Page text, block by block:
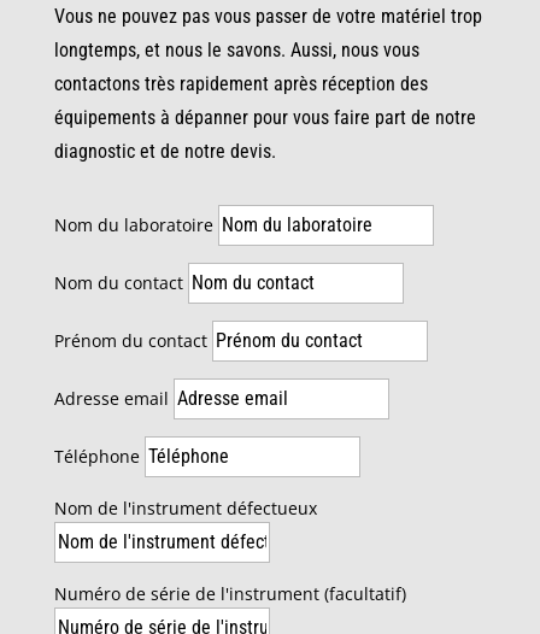
Vous ne pouvez pas vous passer de votre matériel trop
longtemps, et nous le savons. Aussi, nous vous
contactons très rapidement après réception des
équipements à dépanner pour vous faire part de notre
diagnostic et de notre devis.
Nom du laboratoire
Nom du contact
Prénom du contact
Adresse email
Téléphone
Nom de l'instrument défectueux
Numéro de série de l'instrument (facultatif)